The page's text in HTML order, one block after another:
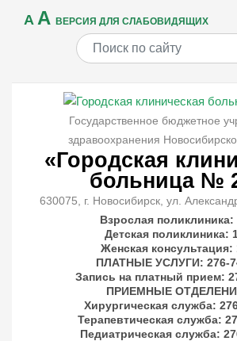
A A ВЕРСИЯ ДЛЯ СЛАБОВИДЯЩИХ
Государственное бюджетное
здравоохранения
«Городская
больница №
630075, г. Новосибирск, ул.
Взрослая поликлиника:
Детская поликлиника:
Женская консультация:
ПЛАТНЫЕ УСЛУГИ: 276-
Запись на платный прием:
ПРИЕМНЫЕ
Хирургическая служба:
Терапевтическая служба:
Педиатрическая служба: